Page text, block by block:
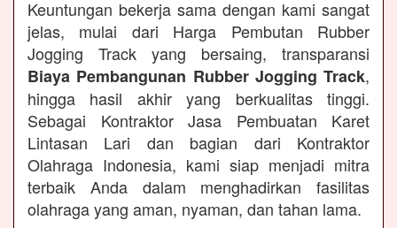
Keuntungan bekerja sama dengan kami sangat
jelas, mulai dari Harga Pembutan Rubber
Jogging Track yang bersaing, transparansi
Biaya Pembangunan Rubber Jogging Track,
hingga hasil akhir yang berkualitas tinggi.
Sebagai Kontraktor Jasa Pembuatan Karet
Lintasan Lari dan bagian dari Kontraktor
Olahraga Indonesia, kami siap menjadi mitra
terbaik Anda dalam menghadirkan fasilitas
olahraga yang aman, nyaman, dan tahan lama.